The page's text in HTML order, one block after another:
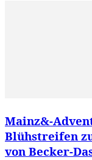
Mainz&-
Blühstreifen
von Becker-